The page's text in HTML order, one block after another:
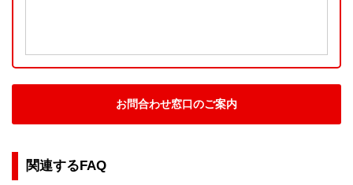
お問合わせ窓口のご案内
関連するFAQ